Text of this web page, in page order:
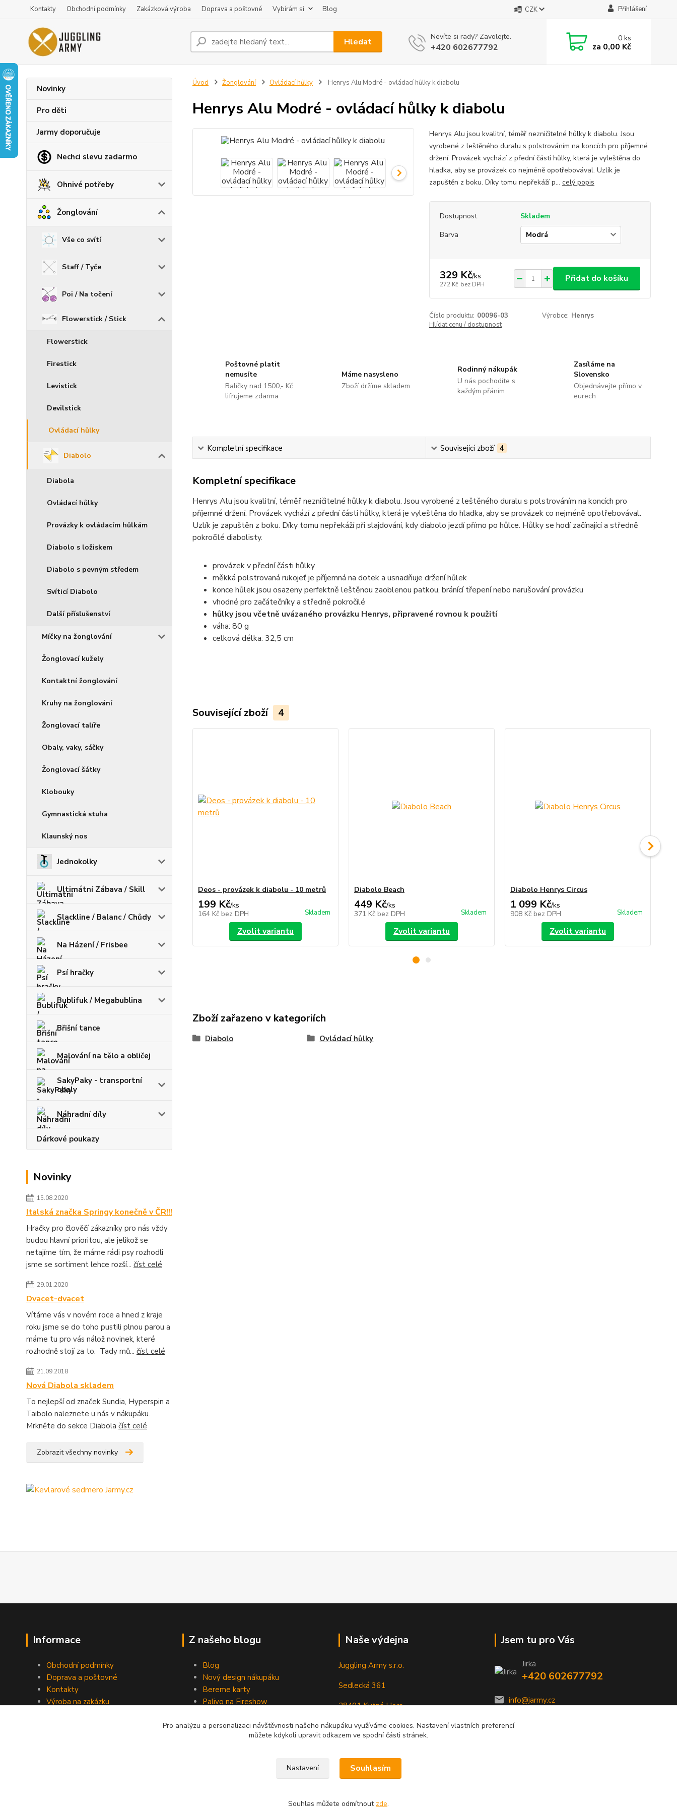
Kontakty Obchodní podmínky Zakázková výroba Doprava a poštovné Vybírám si Blog CZK Přihlášení
Hledat Nevíte si rady? Zavolejte.
+420 602677792
0ks
za 0,00 Kč
Novinky
Pro děti
Jarmy doporučuje
Nechci slevu zadarmo
Ohnivé potřeby
Žonglování
Vše co svítí
Staff / Tyče
Poi / Na točení
Flowerstick / Stick
Flowerstick
Firestick
Levistick
Devilstick
Ovládací hůlky
Diabolo
Diabola
Ovládací hůlky
Provázky k ovládacím hůlkám
Diabolo s ložiskem
Diabolo s pevným středem
Svíticí Diabolo
Další příslušenství
Míčky na žonglování
Žonglovací kužely
Kontaktní žonglování
Kruhy na žonglování
Žonglovací talíře
Obaly, vaky, sáčky
Žonglovací šátky
Klobouky
Gymnastická stuha
Klaunský nos
Jednokolky
Ultimátní Zábava / Skill
Slackline / Balanc / Chůdy
Na Házení / Frisbee
Psí hračky
Bublifuk / Megabublina
Břišní tance
Malování na tělo a obličej
SakyPaky - transportní
obaly
Náhradní díly
Dárkové poukazy
Novinky
15.08.2020
Italská značka Springy konečně v ČR!!!
Hračky pro člověčí zákazníky pro nás vždy
budou hlavní prioritou, ale jelikož se
netajíme tím, že máme rádi psy rozhodli
jsme se sortiment lehce rozší... číst celé
29.01.2020
Dvacet-dvacet
Vítáme vás v novém roce a hned z kraje
roku jsme se do toho pustili plnou parou a
máme tu pro vás nálož novinek, které
rozhodně stojí za to. Tady mů... číst celé
21.09.2018
Nová Diabola skladem
To nejlepší od značek Sundia, Hyperspin a
Taibolo naleznete u nás v nákupáku.
Mrkněte do sekce Diabola číst celé
Zobrazit všechny novinky
Úvod Žonglování Ovládací hůlky Henrys Alu Modré - ovládací hůlky k diabolu
Henrys Alu Modré - ovládací hůlky k diabolu
Henrys Alu jsou kvalitní, téměř nezničitelné hůlky k diabolu. Jsou
vyrobené z leštěného duralu s polstrováním na koncích pro příjemné
držení. Provázek vychází z přední části hůlky, která je vyleštěna do
hladka, aby se provázek co nejméně opotřebovával. Uzlík je
zapuštěn z boku. Díky tomu nepřekáží p... celý popis
Dostupnost
Skladem
Barva
329 Kč/ks
272 Kč bez DPH
Přidat do košíku
Číslo produktu: 00096-03 Výrobce: Henrys
Hlídat cenu / dostupnost
Poštovné platit
nemusíte
Balíčky nad 1500,- Kč
lifrujeme zdarma
Máme nasysleno
Zboží držíme skladem
Rodinný nákupák
U nás pochodíte s
každým přáním
Zasíláme na
Slovensko
Objednávejte přímo v
eurech
Kompletní specifikace Související zboží 4
Kompletní specifikace
Henrys Alu jsou kvalitní, téměř nezničitelné hůlky k diabolu. Jsou vyrobené z leštěného duralu s polstrováním na koncích pro
příjemné držení. Provázek vychází z přední části hůlky, která je vyleštěna do hladka, aby se provázek co nejméně opotřebovával.
Uzlík je zapuštěn z boku. Díky tomu nepřekáží při slajdování, kdy diabolo jezdí přímo po hůlce. Hůlky se hodí začínající a středně
pokročilé diabolisty.
provázek v přední části hůlky
měkká polstrovaná rukojeť je příjemná na dotek a usnadňuje držení hůlek
konce hůlek jsou osazeny perfektně leštěnou zaoblenou patkou, bránící třepení nebo narušování provázku
vhodné pro začátečníky a středně pokročilé
hůlky jsou včetně uvázaného provázku Henrys, připravené rovnou k použití
váha: 80 g
celková délka: 32,5 cm
Související zboží 4
Deos - provázek k diabolu - 10 metrů
199 Kč/ks
164 Kč bez DPH Skladem
Zvolit variantu
Diabolo Beach
449 Kč/ks
371 Kč bez DPH Skladem
Zvolit variantu
Diabolo Henrys Circus
1 099 Kč/ks
908 Kč bez DPH Skladem
Zvolit variantu
Zboží zařazeno v kategoriích
Diabolo Ovládací hůlky
Informace
Obchodní podmínky
Doprava a poštovné
Kontakty
Výroba na zakázku
Z našeho blogu
Blog
Nový design nákupáku
Bereme karty
Palivo na Fireshow
Naše výdejna
Juggling Army s.r.o.
Sedlecká 361
28401 Kutná Hora
Jsem tu pro Vás
Jirka
+420 602677792
info@jarmy.cz
Pro analýzu a personalizaci návštěvnosti našeho nákupáku využíváme cookies. Nastavení vlastních preferencí
můžete kdykoli upravit odkazem ve spodní části stránek.
Nastavení Souhlasím
Souhlas můžete odmítnout zde.